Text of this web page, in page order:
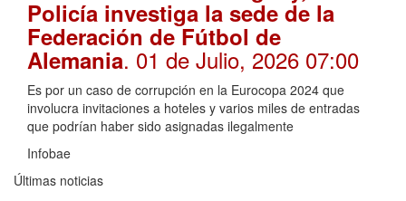
Policía investiga la sede de la
Federación de Fútbol de
Alemania. 01 de Julio, 2026 07:00
Es por un caso de corrupción en la Eurocopa 2024 que
involucra invitaciones a hoteles y varios miles de entradas
que podrían haber sido asignadas ilegalmente
Infobae
Últimas noticias